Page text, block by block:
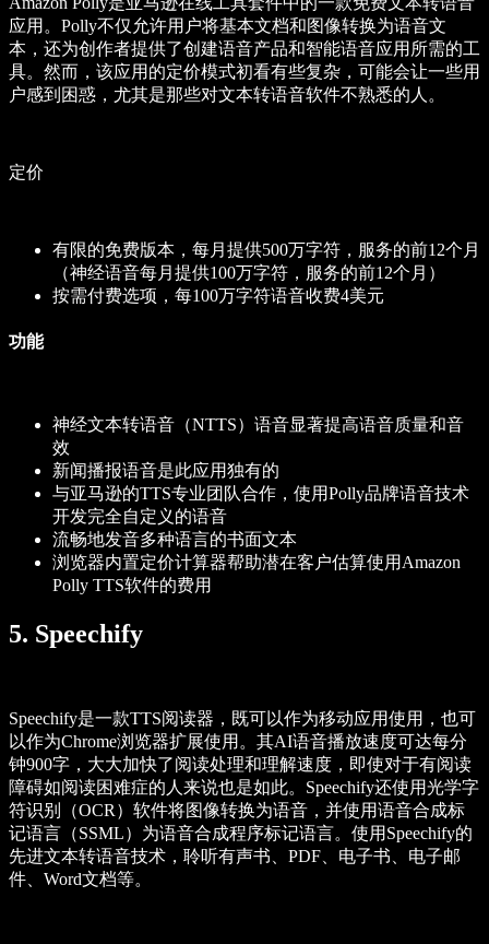
应用。Polly不仅允许用户将基本文档和图像转换为语音文
本，还为创作者提供了创建语音产品和智能语音应用所需的工
具。然而，该应用的定价模式初看有些复杂，可能会让一些用
户感到困惑，尤其是那些对文本转语音软件不熟悉的人。
定价
有限的免费版本，每月提供500万字符，服务的前12个月
（神经语音每月提供100万字符，服务的前12个月）
按需付费选项，每100万字符语音收费4美元
功能
神经文本转语音（NTTS）语音显著提高语音质量和音
效
新闻播报语音是此应用独有的
与亚马逊的TTS专业团队合作，使用Polly品牌语音技术
开发完全自定义的语音
流畅地发音多种语言的书面文本
浏览器内置定价计算器帮助潜在客户估算使用Amazon
Polly TTS软件的费用
5. Speechify
Speechify是一款TTS阅读器，既可以作为移动应用使用，也可
以作为Chrome浏览器扩展使用。其AI语音播放速度可达每分
钟900字，大大加快了阅读处理和理解速度，即使对于有阅读
障碍如阅读困难症的人来说也是如此。Speechify还使用光学字
符识别（OCR）软件将图像转换为语音，并使用语音合成标
记语言（SSML）为语音合成程序标记语言。使用Speechify的
先进文本转语音技术，聆听有声书、PDF、电子书、电子邮
件、Word文档等。